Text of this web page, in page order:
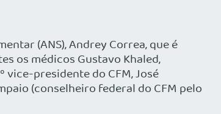
(ANS), Andrey Correa, que é
os médicos Gustavo Khaled,
vice-presidente do CFM, José
(conselheiro federal do CFM pelo